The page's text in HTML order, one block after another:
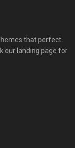
that perfect
our landing page for